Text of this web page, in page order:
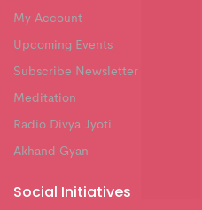
My Account
Upcoming Events
Subscribe Newsletter
Meditation
Radio Divya Jyoti
Akhand Gyan
Social Initiatives